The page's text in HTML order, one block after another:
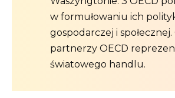
w formułowaniu ich
gospodarczej i społecznej.
partnerzy OECD
światowego handlu.